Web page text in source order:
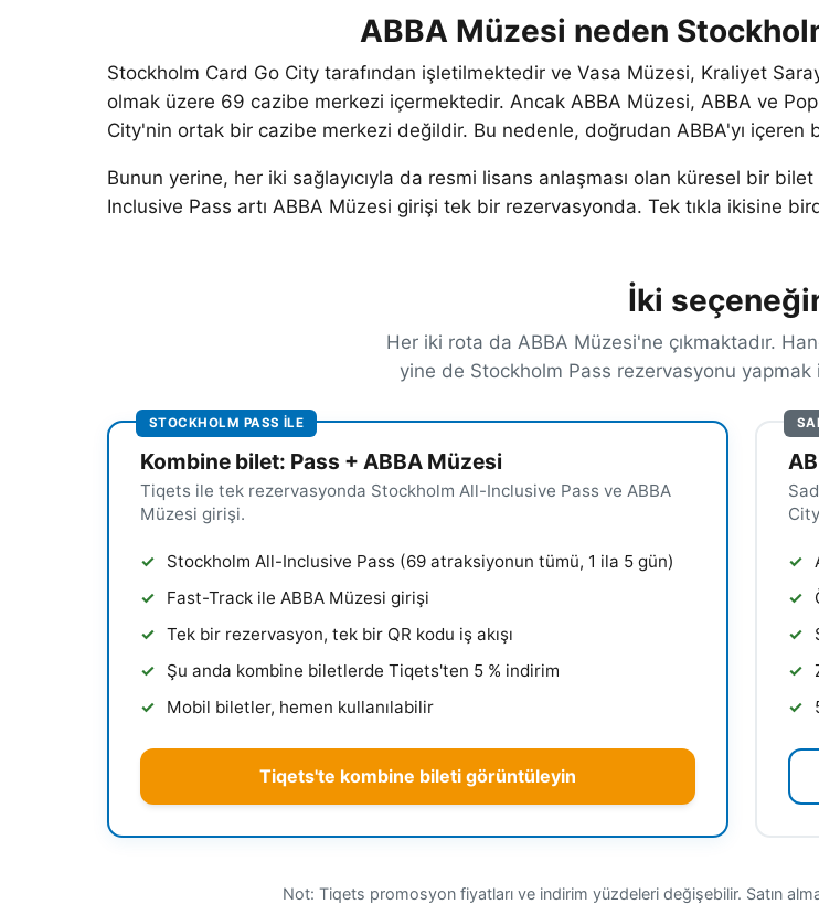
ABBA Müzesi neden
Stockholm Card Go City tarafından işletilmektedir ve Vasa Müzesi, Kraliyet
olmak üzere 69 cazibe merkezi içermektedir. Ancak ABBA Müzesi, ABBA ve
City'nin ortak bir cazibe merkezi değildir. Bu nedenle, doğrudan ABBA'yı içeren
Bunun yerine, her iki sağlayıcıyla da resmi lisans anlaşması olan küresel bir
Inclusive Pass artı ABBA Müzesi girişi tek bir rezervasyonda. Tek tıkla ikisine
İki
Her iki rota da ABBA Müzesi'ne çıkmaktadır.
yine de Stockholm Pass rezervasyonu yapmak
STOCKHOLM PASS ILE
Kombine bilet: Pass + ABBA Müzesi
Tiqets ile tek rezervasyonda Stockholm All-Inclusive Pass ve ABBA
Müzesi girişi.
Stockholm All-Inclusive Pass (69 atraksiyonun tümü, 1 ila 5 gün)
Fast-Track ile ABBA Müzesi girişi
Tek bir rezervasyon, tek bir QR kodu iş akışı
Şu anda kombine biletlerde Tiqets'ten 5 % indirim
Mobil biletler, hemen kullanılabilir
Tiqets'te kombine bileti görüntüleyin
Not: Tiqets promosyon fiyatları ve indirim yüzdeleri değişebilir. Satın